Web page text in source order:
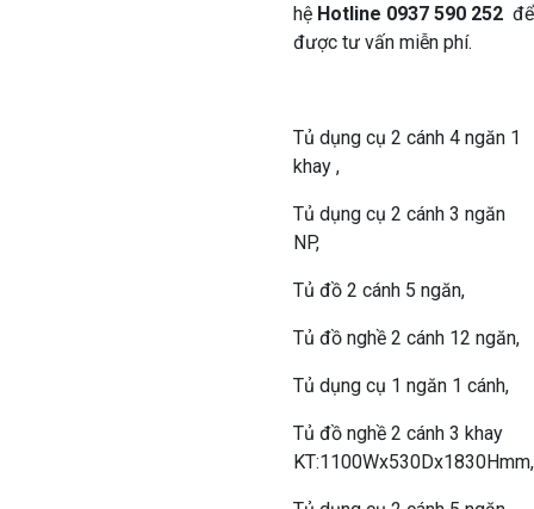
hệ Hotline 0937 590 252 để
được tư vấn miễn phí.
Tủ dụng cụ 2 cánh 4 ngăn 1
khay ,
Tủ dụng cụ 2 cánh 3 ngăn
NP,
Tủ đồ 2 cánh 5 ngăn,
Tủ đồ nghề 2 cánh 12 ngăn,
Tủ dụng cụ 1 ngăn 1 cánh,
Tủ đồ nghề 2 cánh 3 khay
KT:1100Wx530Dx1830Hmm,